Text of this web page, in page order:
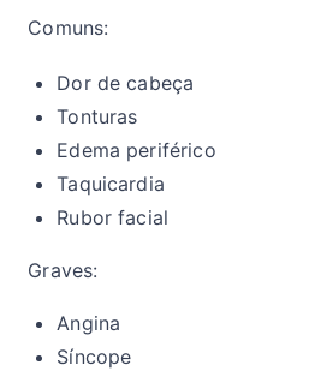
Comuns:
Dor de cabeça
Tonturas
Edema periférico
Taquicardia
Rubor facial
Graves:
Angina
Síncope